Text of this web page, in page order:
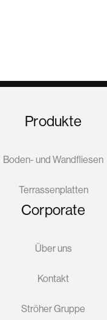
Produkte
Boden- und Wandfliesen
Terrassenplatten
Corporate
Über uns
Kontakt
Ströher Gruppe